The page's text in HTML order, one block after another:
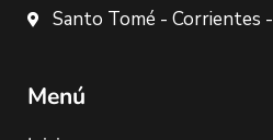
Santo Tomé - Corrientes
Menú